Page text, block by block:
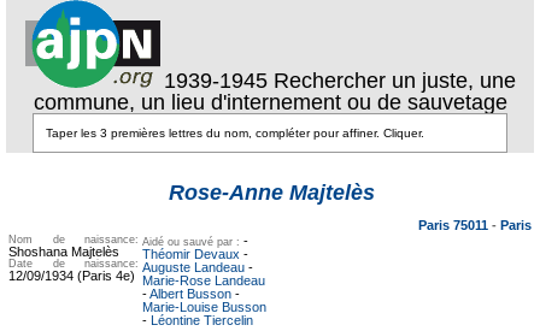
1939-1945 Rechercher un juste, une
commune, un lieu d'internement ou de sauvetage
Rose-Anne Majtelès
Paris 75011 - Paris
Nom de naissance:
Shoshana Majtelès
Date de naissance:
12/09/1934 (Paris 4e)
Aidé ou sauvé par : -
Théomir Devaux -
Auguste Landeau -
Marie-Rose Landeau
-Albert Busson -
Marie-Louise Busson
- Léontine Tiercelin